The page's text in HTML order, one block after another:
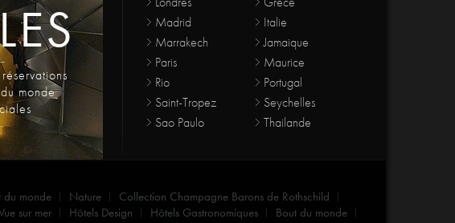
monde
Madrid
Marrakech
Paris
Rio
Saint-Tropez
Sao Paulo
Italie
Jamaique
Maurice
Portugal
Seychelles
Thailande
du monde Nature
Collection Champagne Barons de Rothschild
sur mer Hôtels Design Hôtels Gastronomiques
Bout du monde